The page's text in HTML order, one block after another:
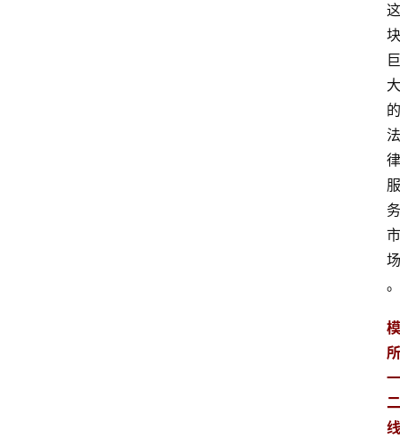
这
块
巨
大
的
法
律
服
务
市
场
。
模
所
一
二
线